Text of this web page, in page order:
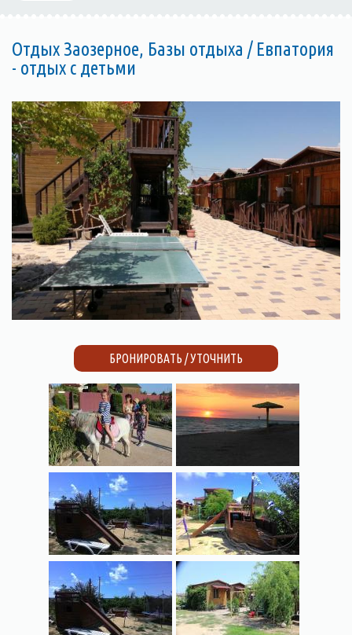
Отдых Заозерное, Базы отдыха / Евпатория
- отдых с детьми
БРОНИРОВАТЬ / УТОЧНИТЬ